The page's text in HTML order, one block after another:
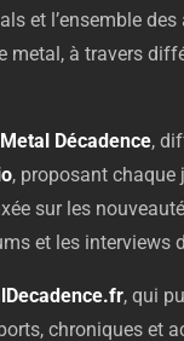
et l’ensembledes
metal, àtravers
Metal Décadence,
, proposantchaque
sur les
et les interviews
fr,qui
chroniqueset